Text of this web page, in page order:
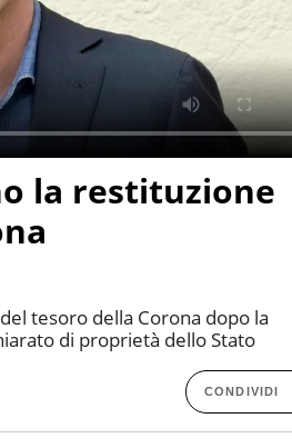
la restituzione
tesoro della Corona dopo la
di proprietà dello Stato
CONDIVIDI